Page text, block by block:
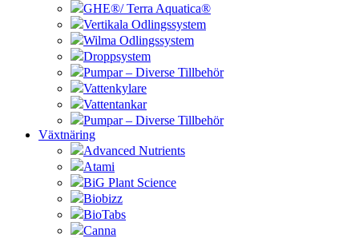
GHE®/ Terra Aquatica®
Vertikala Odlingssystem
Wilma Odlingssystem
Droppsystem
Pumpar – Diverse Tillbehör
Vattenkylare
Vattentankar
Pumpar – Diverse Tillbehör
Växtnäring
Advanced Nutrients
Atami
BiG Plant Science
Biobizz
BioTabs
Canna